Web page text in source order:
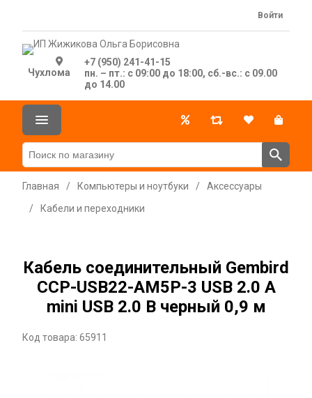
Чухлома
+7 (950) 241-41-15
пн. – пт.: с 09:00 до 18:00, сб.-вс.: с 09.00
до 14.00
Войти
Главная / Компьютеры и ноутбуки /
Аксессуары
/
Кабели и переходники
Кабель соединительный Gembird
CCP-USB22-AM5P-3 USB 2.0 A
mini USB 2.0 B черный 0,9 м
Код товара: 65911